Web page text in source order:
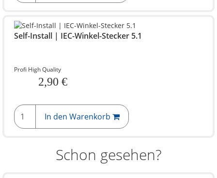
Self-Install | IEC-Winkel-Stecker 5.1
Profi High Quality
2,90 €
In den Warenkorb
Schon gesehen?